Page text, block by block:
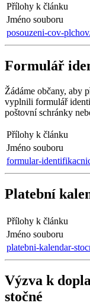
Přílohy k článku
Jméno souboru
posouzeni-cov-
Formulář
Žádáme občany, aby
vyplnili formulář
poštovní schránky
Přílohy k článku
Jméno souboru
formular-
Platební
Přílohy k článku
Jméno souboru
platebni-kalendar-
Výzva k
stočné